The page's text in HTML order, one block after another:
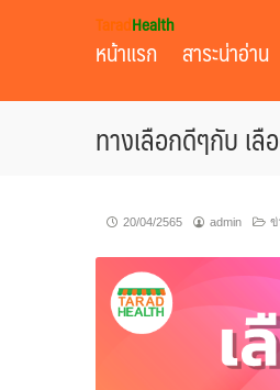
TaradHealth
หน้าแรก สาระน่าอ่าน
ทางเลือกดีๆกับ เลื
20/04/2565 admin ข่